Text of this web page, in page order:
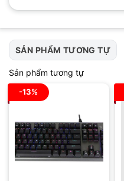
SẢN PHẨM TƯƠNG TỰ
Sản phẩm tương tự
-13%